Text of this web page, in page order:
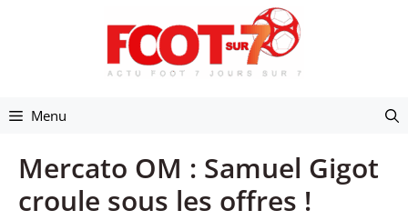
Menu
Mercato OM : Samuel Gigot
croule sous les offres !